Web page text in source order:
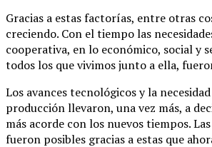
Gracias a estas factorías, entre otras
creciendo. Con el tiempo las
cooperativa, en lo económico, social y
todos los que vivimos junto a ella,
Los avances tecnológicos y la
producción llevaron, una vez más, a
más acorde con los nuevos tiempos.
fueron posibles gracias a estas que